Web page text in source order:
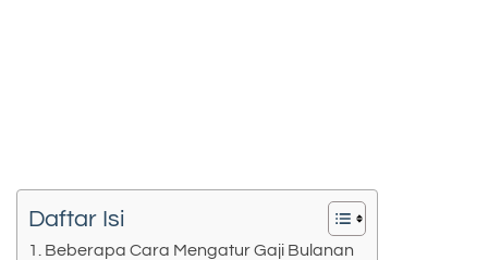
Daftar Isi
Beberapa Cara Mengatur Gaji Bulanan